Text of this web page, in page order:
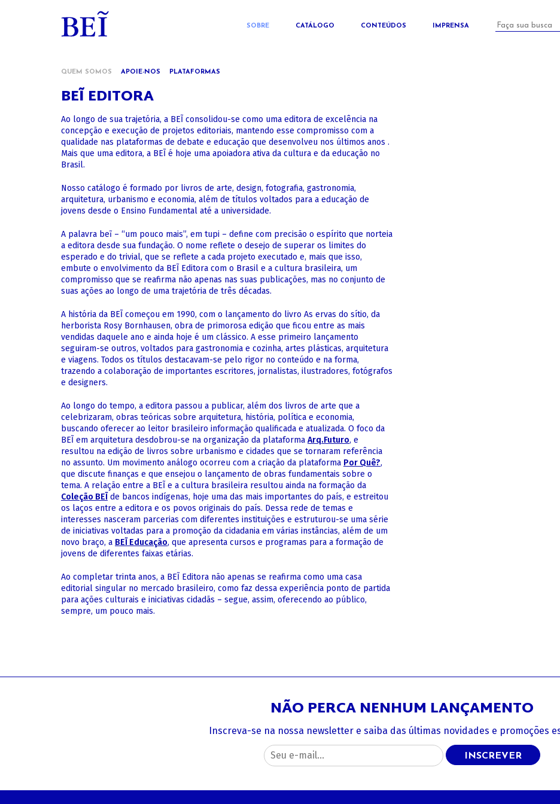
SOBRE CATÁLOGO CONTEÚDOS IMPRENSA
QUEM SOMOS APOIE-NOS PLATAFORMAS
BEĨ EDITORA
Ao longo de sua trajetória, a BEĨ consolidou-se como uma editora de excelência na
concepção e execução de projetos editoriais, mantendo esse compromisso com a
qualidade nas plataformas de debate e educação que desenvolveu nos últimos anos .
Mais que uma editora, a BEĨ é hoje uma apoiadora ativa da cultura e da educação no
Brasil.
Nosso catálogo é formado por livros de arte, design, fotografia, gastronomia,
arquitetura, urbanismo e economia, além de títulos voltados para a educação de
jovens desde o Ensino Fundamental até a universidade.
A palavra beĩ – “um pouco mais”, em tupi – define com precisão o espírito que norteia
a editora desde sua fundação. O nome reflete o desejo de superar os limites do
esperado e do trivial, que se reflete a cada projeto executado e, mais que isso,
embute o envolvimento da BEĨ Editora com o Brasil e a cultura brasileira, um
compromisso que se reafirma não apenas nas suas publicações, mas no conjunto de
suas ações ao longo de uma trajetória de três décadas.
A história da BEĨ começou em 1990, com o lançamento do livro As ervas do sítio, da
herborista Rosy Bornhausen, obra de primorosa edição que ficou entre as mais
vendidas daquele ano e ainda hoje é um clássico. A esse primeiro lançamento
seguiram-se outros, voltados para gastronomia e cozinha, artes plásticas, arquitetura
e viagens. Todos os títulos destacavam-se pelo rigor no conteúdo e na forma,
trazendo a colaboração de importantes escritores, jornalistas, ilustradores, fotógrafos
e designers.
Ao longo do tempo, a editora passou a publicar, além dos livros de arte que a
celebrizaram, obras teóricas sobre arquitetura, história, política e economia,
buscando oferecer ao leitor brasileiro informação qualificada e atualizada. O foco da
BEĨ em arquitetura desdobrou-se na organização da plataforma Arq.Futuro, e
resultou na edição de livros sobre urbanismo e cidades que se tornaram referência
no assunto. Um movimento análogo ocorreu com a criação da plataforma Por Quê?,
que discute finanças e que ensejou o lançamento de obras fundamentais sobre o
tema. A relação entre a BEĨ e a cultura brasileira resultou ainda na formação da
Coleção BEĨ de bancos indígenas, hoje uma das mais importantes do país, e estreitou
os laços entre a editora e os povos originais do país. Dessa rede de temas e
interesses nasceram parcerias com diferentes instituições e estruturou-se uma série
de iniciativas voltadas para a promoção da cidadania em várias instâncias, além de um
novo braço, a BEĨ Educação, que apresenta cursos e programas para a formação de
jovens de diferentes faixas etárias.
Ao completar trinta anos, a BEĨ Editora não apenas se reafirma como uma casa
editorial singular no mercado brasileiro, como faz dessa experiência ponto de partida
para ações culturais e iniciativas cidadãs – segue, assim, oferecendo ao público,
sempre, um pouco mais.
NÃO PERCA NENHUM LANÇAMENTO
Inscreva-se na nossa newsletter e saiba das últimas novidades e promoções
INSCREVER